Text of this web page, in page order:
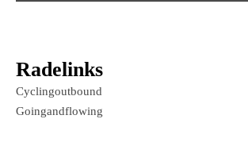
Radelinks
Cyclingoutbound
Goingandflowing